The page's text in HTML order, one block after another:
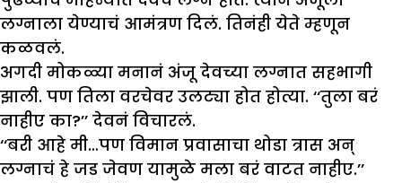
लग्नाला येण्याचं आमंत्रण दिलं. तिनंही येते म्हणून
कळवलं.
अगदी मोकळ्या मनानं अंजू देवच्या लग्नात सहभागी
झाली. पण तिला वरचेवर उलट्या होत होत्या. ‘‘तुला बरं
नाहीए का?’’ देवनं विचारलं.
‘‘बरी आहे मी…पण विमान प्रवासाचा थोडा त्रास अन्
लग्नाचं हे जड जेवण यामुळे मला बरं वाटत नाहीए.’’